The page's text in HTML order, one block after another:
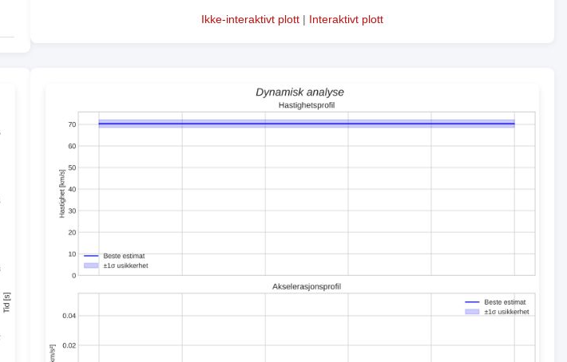
Ikke-interaktivt plott | Interaktivt plott